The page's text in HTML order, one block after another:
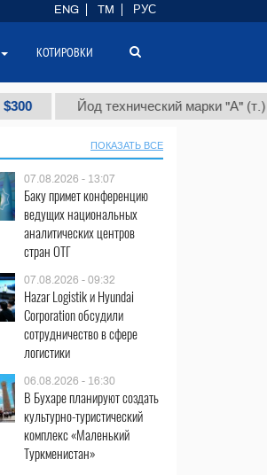
Йод технический марки "А" (т.) $86
ПОКАЗАТЬ ВСЕ
07.08.2026 - 13:07
Баку примет конференцию
ведущих национальных
аналитических центров
стран ОТГ
07.08.2026 - 09:32
Hazar Logistik и Hyundai
Corporation обсудили
сотрудничество в сфере
логистики
06.08.2026 - 16:30
В Бухаре планируют создать
культурно-туристический
комплекс «Маленький
Туркменистан»
ENG TM РУС
КОТИРОВКИ